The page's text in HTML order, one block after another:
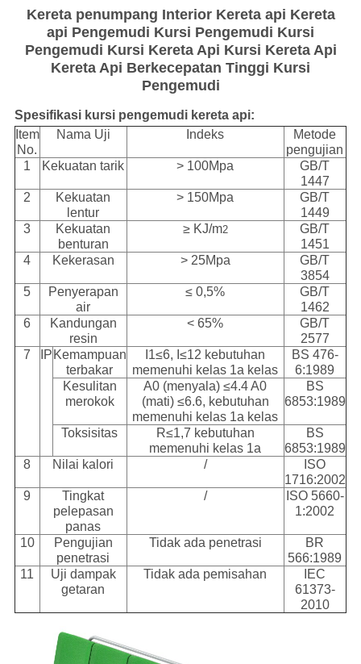
Kereta penumpang Interior Kereta api Kereta
api Pengemudi Kursi Pengemudi Kursi
Pengemudi Kursi Kereta Api Kursi Kereta Api
Kereta Api Berkecepatan Tinggi Kursi
Pengemudi
Spesifikasi kursi pengemudi kereta api:
Item
No.
Nama Uji Indeks
Metode
pengujian
1
Kekuatan tarik > 100Mpa
GB/T
1447
2
Kekuatan
lentur
> 150Mpa
GB/T
1449
3
Kekuatan
benturan
≥ KJ/m2
GB/T
1451
4
Kekerasan > 25Mpa
GB/T
3854
5
Penyerapan
air
≤ 0,5%
GB/T
1462
6
Kandungan
resin
< 65%
GB/T
2577
7
IP Kemampuan
terbakar
I1≤6, I≤12 kebutuhan
memenuhi kelas 1a kelas
BS 476-
6:1989
Kesulitan
merokok
A0 (menyala) ≤4.4 A0
(mati) ≤6.6, kebutuhan
memenuhi kelas 1a kelas
BS
6853:1989
Toksisitas
R≤1,7 kebutuhan
memenuhi kelas 1a
BS
6853:1989
8
Nilai kalori /
ISO
1716:2002
9
Tingkat
pelepasan
panas
/
ISO 5660-
1:2002
10
Pengujian
penetrasi
Tidak ada penetrasi
BR
566:1989
11
Uji dampak
getaran
Tidak ada pemisahan
IEC
61373-
2010